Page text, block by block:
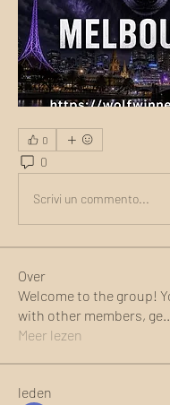
0
0
Scrivi un commento...
Over
Welcome to the group!
with other members, ge
Meer lezen
leden